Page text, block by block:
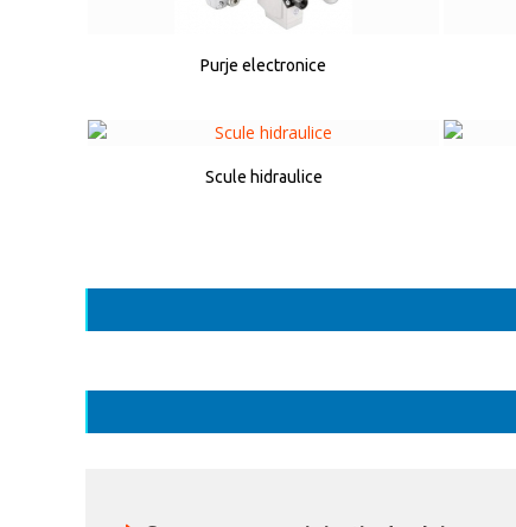
Purje electronice
Scule hidraulice